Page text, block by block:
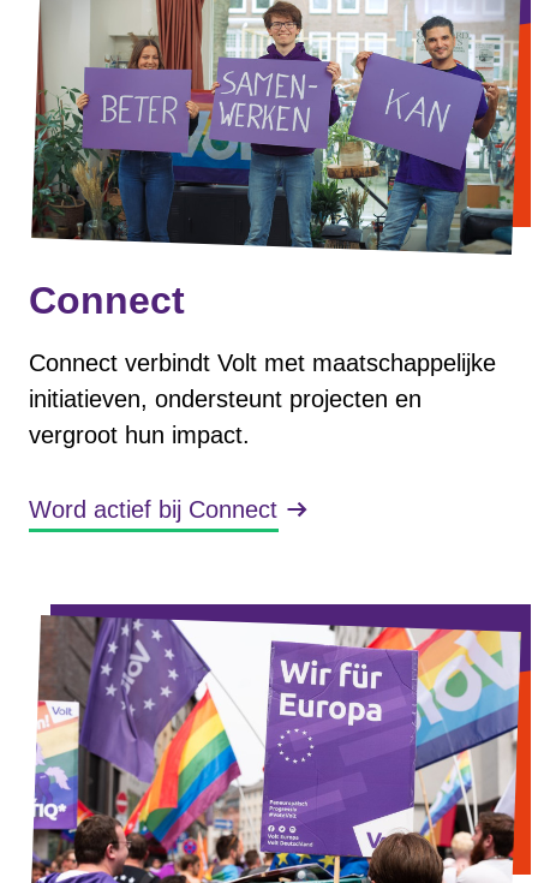
Connect
Connect verbindt Volt met maatschappelijke
initiatieven, ondersteunt projecten en
vergroot hun impact.
Word actief bij Connect